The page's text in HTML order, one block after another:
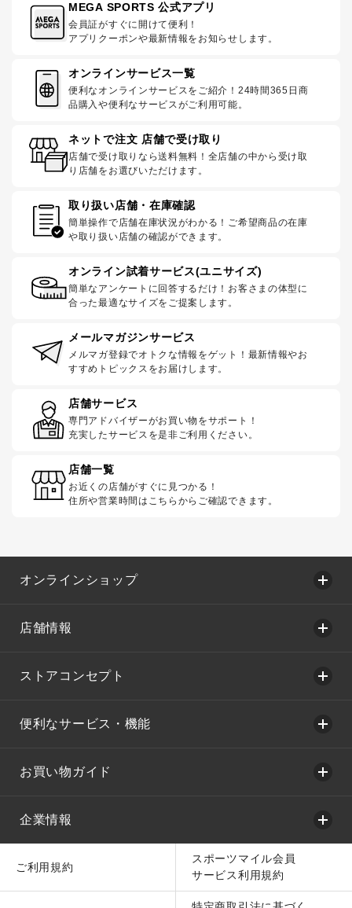
MEGA SPORTS 公式アプリ
会員証がすぐに開けて便利！
アプリクーポンや最新情報をお知らせします。
オンラインサービス一覧
便利なオンラインサービスをご紹介！24時間365日商
品購入や便利なサービスがご利用可能。
ネットで注文 店舗で受け取り
店舗で受け取りなら送料無料！全店舗の中から受け取
り店舗をお選びいただけます。
取り扱い店舗・在庫確認
簡単操作で店舗在庫状況がわかる！ご希望商品の在庫
や取り扱い店舗の確認ができます。
オンライン試着サービス(ユニサイズ)
簡単なアンケートに回答するだけ！お客さまの体型に
合った最適なサイズをご提案します。
メールマガジンサービス
メルマガ登録でオトクな情報をゲット！最新情報やお
すすめトピックスをお届けします。
店舗サービス
専門アドバイザーがお買い物をサポート！
充実したサービスを是非ご利用ください。
店舗一覧
お近くの店舗がすぐに見つかる！
住所や営業時間はこちらからご確認できます。
オンラインショップ
店舗情報
ストアコンセプト
便利なサービス・機能
お買い物ガイド
企業情報
ご利用規約
スポーツマイル会員
サービス利用規約